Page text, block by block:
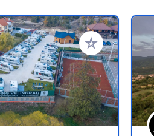
Añadir a tus